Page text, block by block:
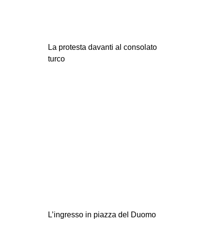
La protesta davanti al consolato
turco
L’ingresso in piazza del Duomo